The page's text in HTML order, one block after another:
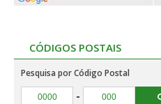
CÓDIGOS POSTAIS
Pesquisa por Código Postal
-